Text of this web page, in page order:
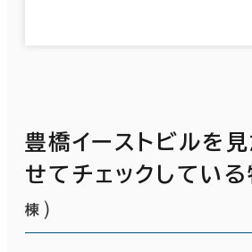
豊橋イーストビルを
せてチェックしてい
棟 ）